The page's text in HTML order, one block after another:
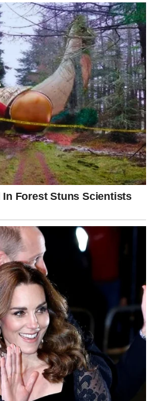
i jabuke.
i med, te dobro promiješajte.
24 sata.
gazu i ulijte ga u staklenu bocu.
rakijsku čašicusirupa za
od jabuka idealne su za
kavu ili čaj, dok sirup od cikle
za očuvanje zdravlja i energije.
ovih prirodnih i ukusnih
BESPLATNO!